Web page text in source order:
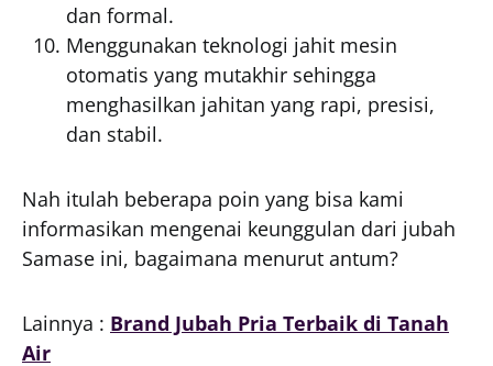
dan formal.
Menggunakan teknologi jahit mesin
otomatis yang mutakhir sehingga
menghasilkan jahitan yang rapi, presisi,
dan stabil.
Nah itulah beberapa poin yang bisa kami
informasikan mengenai keunggulan dari jubah
Samase ini, bagaimana menurut antum?
Lainnya : Brand Jubah Pria Terbaik di Tanah
Air